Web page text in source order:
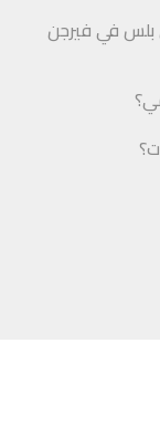
بلس في فيرجن